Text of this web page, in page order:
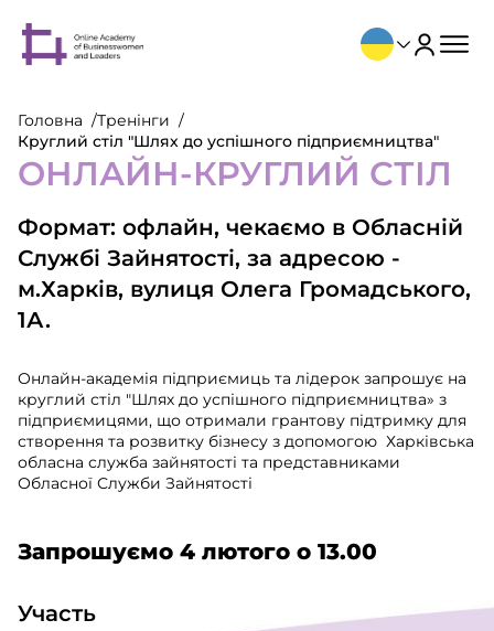
Головна
Тренінги
Круглий стіл "Шлях до успішного підприємництва"
ОНЛАЙН-КРУГЛИЙ СТІЛ
Формат: офлайн, чекаємо в Обласній
Службі Зайнятості, за адресою -
м.Харків, вулиця Олега Громадського,
1А.
Онлайн-академія підприємиць та лідерок запрошує на
круглий стіл "Шлях до успішного підприємництва» з
підприємицями, що отримали грантову підтримку для
створення та розвитку бізнесу з допомогою Харківська
обласна служба зайнятості та представниками
Обласної Служби Зайнятості
Запрошуємо 4 лютого о 13.00
Участь